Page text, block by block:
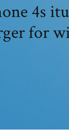
4s
for